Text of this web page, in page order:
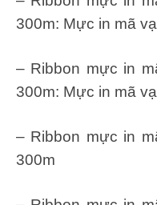
300m: Mực in mã
– Ribbon mực in
300m: Mực in mã
– Ribbon mực in
300m